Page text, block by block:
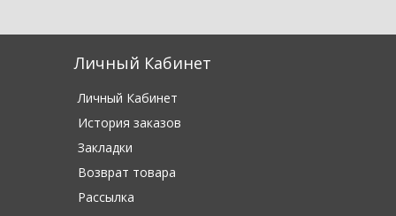
Личный Кабинет
Личный Кабинет
История заказов
Закладки
Возврат товара
Рассылка